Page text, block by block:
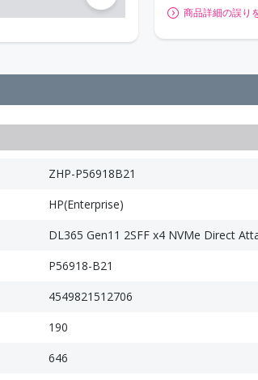
商品詳細の誤り
ZHP-P56918B21
HP(Enterprise)
DL365 Gen11 2SFF x4 NVMe Direct
P56918-B21
4549821512706
190
646